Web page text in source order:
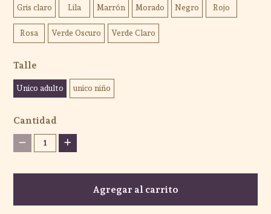
Gris claro Lila Marrón Morado Negro Rojo
Rosa Verde Oscuro Verde Claro
Talle
Unico adulto unico niño
Cantidad
1
Agregar al carrito